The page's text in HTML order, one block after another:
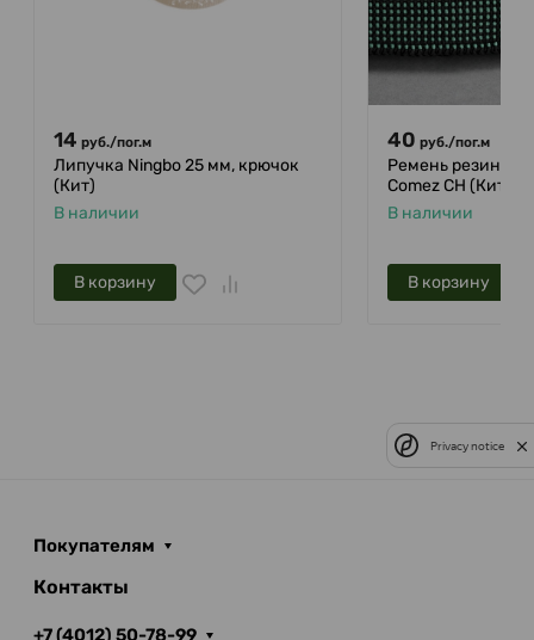
14 руб./пог.м
Липучка Ningbo 25 мм, крючок
(Кит)
В наличии
В корзину
40 руб./пог.м
Ремень
Comez CH (Китай)
В наличии
В корзину
Покупателям
Контакты
+7 (4012) 50-78-99
Privacy notice